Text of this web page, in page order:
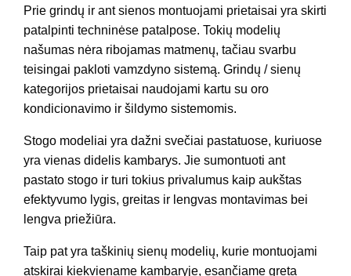
Prie grindų ir ant sienos montuojami prietaisai yra skirti
patalpinti techninėse patalpose. Tokių modelių
našumas nėra ribojamas matmenų, tačiau svarbu
teisingai pakloti vamzdyno sistemą. Grindų / sienų
kategorijos prietaisai naudojami kartu su oro
kondicionavimo ir šildymo sistemomis.
Stogo modeliai yra dažni svečiai pastatuose, kuriuose
yra vienas didelis kambarys. Jie sumontuoti ant
pastato stogo ir turi tokius privalumus kaip aukštas
efektyvumo lygis, greitas ir lengvas montavimas bei
lengva priežiūra.
Taip pat yra taškinių sienų modelių, kurie montuojami
atskirai kiekviename kambaryje, esančiame greta